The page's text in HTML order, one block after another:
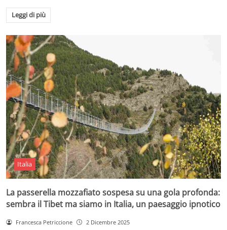
Leggi di più
Italia
La passerella mozzafiato sospesa su una gola profonda:
sembra il Tibet ma siamo in Italia, un paesaggio ipnotico
Francesca Petriccione 2 Dicembre 2025